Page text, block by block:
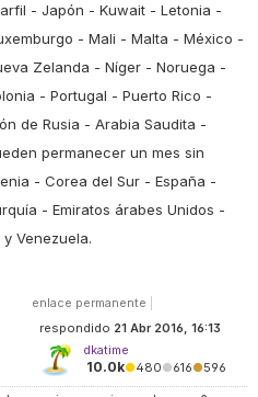
- Japón - Kuwait - Letonia -
- Mali - Malta - México -
Zelanda - Níger - Noruega -
- Portugal - Puerto Rico -
de Rusia - Arabia Saudita -
permanecer un mes sin
- Corea del Sur - España -
- Emiratos árabes Unidos -
Venezuela.
enlace permanente
respondido 21 Abr 2016, 16:13
dkatime
10.0k●480●616●596